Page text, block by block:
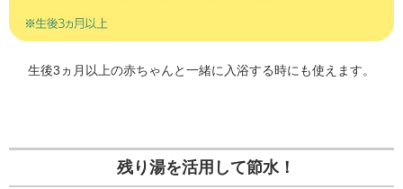
生後3ヵ月以上の赤ちゃんと一緒に入浴する時にも使えます。
残り湯を活用して節水！